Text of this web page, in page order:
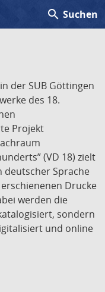
search Suchen
der SUB Göttingen
des 18.
Projekt
(VD 18) zielt
deutscher Sprache
Drucke
werden die
sondern
und online